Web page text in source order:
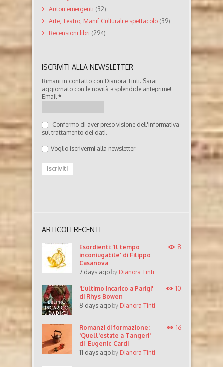
Autori emergenti (32)
Arte, Teatro, Manif Culturali e spettacolo (39)
Recensioni libri (294)
ISCRIVITI ALLA NEWSLETTER
Rimani in contatto con Dianora Tinti. Sarai
aggiornato con le novità e splendide anteprime!
Email*
Confermo di aver preso visione dell'informativa
sul trattamento dei dati.
Voglio iscrivermi alla newsletter
ARTICOLI RECENTI
Esordienti: 'Il tempo
inconiugabile' di Filippo
Casanova
7 days ago by Dianora Tinti
8
'L’ultimo incarico a Parigi'
di Rhys Bowen
8 days ago by Dianora Tinti
10
Romanzi di formazione:
'Quell'estate a Tangeri'
di Eugenio Cardi
11 days ago by Dianora Tinti
16